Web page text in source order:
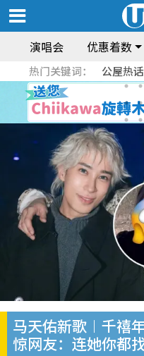
演唱会 优惠着数
热门关键词： 公屋热话
马天佑新歌︱千禧
惊网友：连她你都